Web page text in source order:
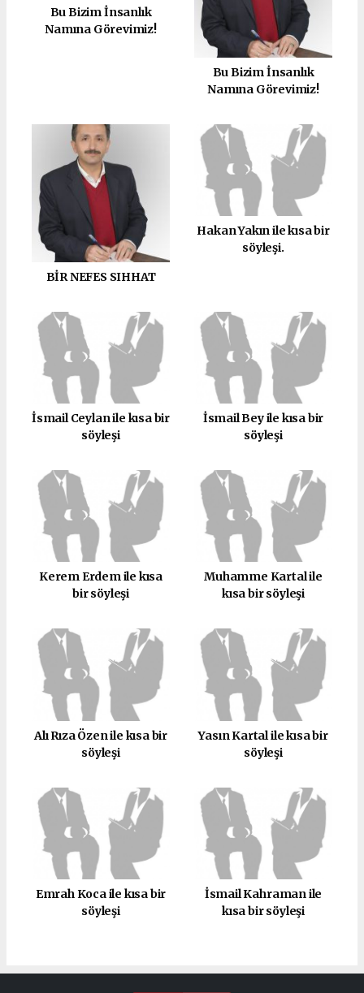
Bu Bizim İnsanlık
Namına Görevimiz!
Bu Bizim İnsanlık
Namına Görevimiz!
BİR NEFES SIHHAT
Hakan Yakın ile kısa bir
söyleşi.
İsmail Ceylan ile kısa bir
söyleşi
İsmail Bey ile kısa bir
söyleşi
Kerem Erdem ile kısa
bir söyleşi
Muhamme Kartal ile
kısa bir söyleşi
Alı Rıza Özen ile kısa bir
söyleşi
Yasın Kartal ile kısa bir
söyleşi
Emrah Koca ile kısa bir
söyleşi
İsmail Kahraman ile
kısa bir söyleşi